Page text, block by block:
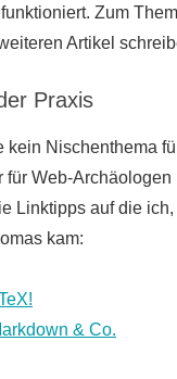
Zum
Artikel
Praxis
kein Nischenthema
für Web-Archäologen
Linktipps auf die
kam:
& Co.